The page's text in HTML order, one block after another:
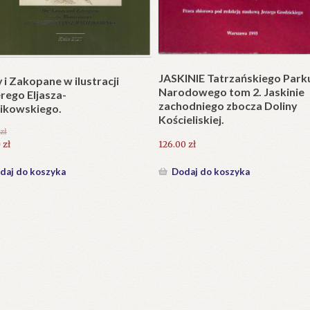
składany). Wydanie
do koszyka
Plakat w wersji składanej.